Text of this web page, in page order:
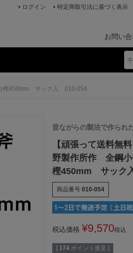
ログイン 特定商取引法に基づく表示
お問い
樫450mm サック入 010-054
昔ながらの製法で作られ
【頑張って送料無
野製作所作 全鋼
樫450mm サック
商品番号 010-054
税込価格 ¥9,570税込
[ 174 ポイント進呈 ]